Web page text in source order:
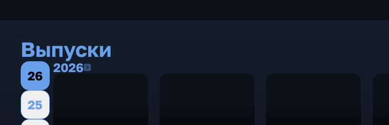
Выпуски
26
25
20262026